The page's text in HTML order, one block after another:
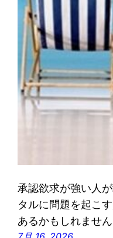
承認欲求が強い人
タルに問題を起こ
あるかもしれません